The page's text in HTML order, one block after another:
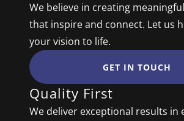
We believe in creating
that inspire and connect. Let us
your vision to life.
GET IN TOUCH
Quality First
We deliver exceptional results in